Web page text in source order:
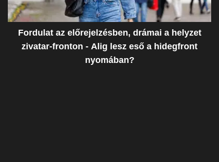
Fordulat az előrejelzésben, drámai a helyzet
zivatar-fronton - Alig lesz eső a hidegfront
nyomában?